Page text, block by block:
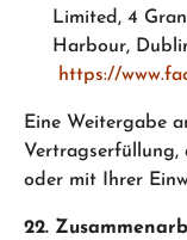
Limited, 4
Harbour,
https://
Eine Weitergabe
Vertragserfüllung,
oder mit Ihrer
22.